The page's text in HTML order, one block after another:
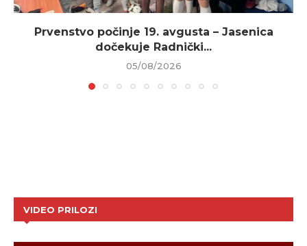
Prvenstvo počinje 19. avgusta – Jasenica
dočekuje Radnički...
05/08/2026
VIDEO PRILOZI